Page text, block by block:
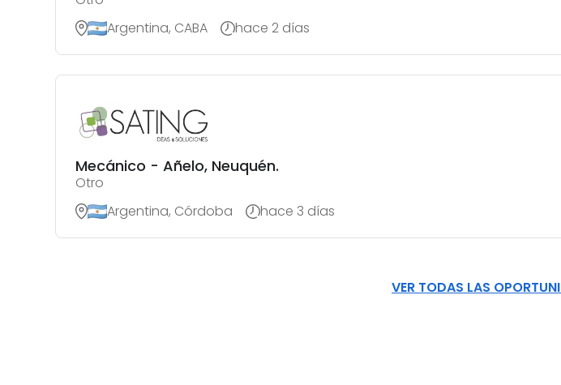
Argentina, CABA
hace 2 días
Mecánico - Añelo, Neuquén.
Otro
Argentina, Córdoba
hace 3 días
VER TODAS LAS